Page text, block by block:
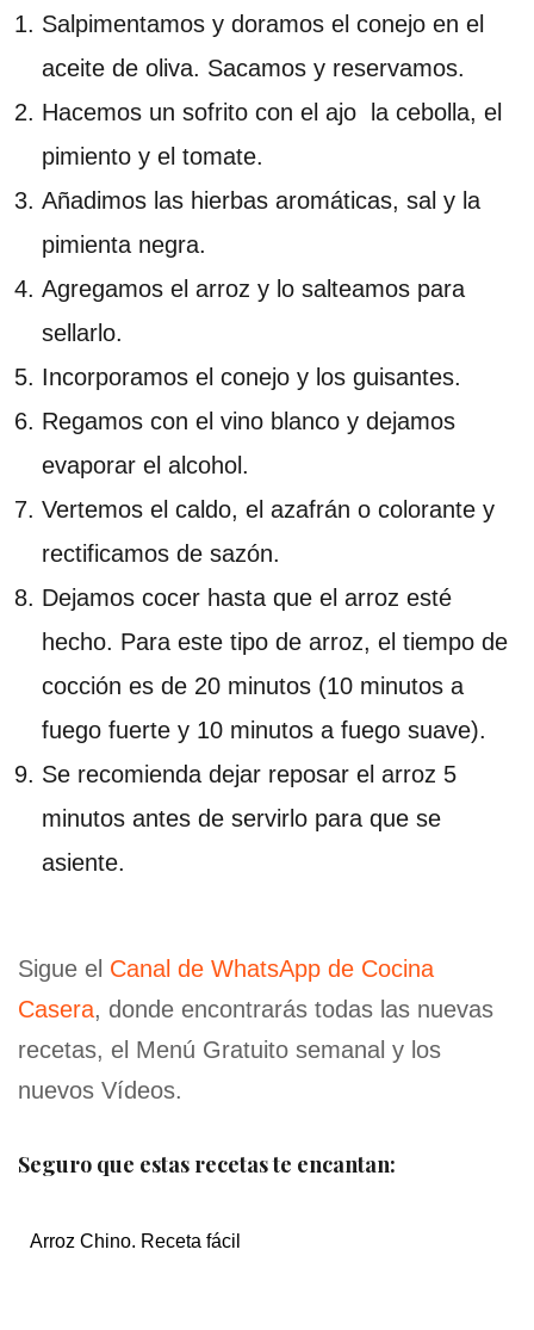
Salpimentamos y doramos el conejo en el
aceite de oliva. Sacamos y reservamos.
Hacemos un sofrito con el ajo la cebolla, el
pimiento y el tomate.
Añadimos las hierbas aromáticas, sal y la
pimienta negra.
Agregamos el arroz y lo salteamos para
sellarlo.
Incorporamos el conejo y los guisantes.
Regamos con el vino blanco y dejamos
evaporar el alcohol.
Vertemos el caldo, el azafrán o colorante y
rectificamos de sazón.
Dejamos cocer hasta que el arroz esté
hecho. Para este tipo de arroz, el tiempo de
cocción es de 20 minutos (10 minutos a
fuego fuerte y 10 minutos a fuego suave).
Se recomienda dejar reposar el arroz 5
minutos antes de servirlo para que se
asiente.
Sigue el Canal de WhatsApp de Cocina
Casera, donde encontrarás todas las nuevas
recetas, el Menú Gratuito semanal y los
nuevos Vídeos.
Seguro que estas recetas te encantan:
Arroz Chino. Receta fácil